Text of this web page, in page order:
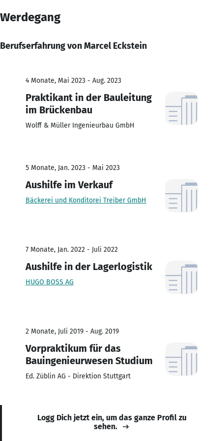
Werdegang
Berufserfahrung von Marcel Eckstein
4 Monate, Mai 2023 - Aug. 2023
Praktikant in der Bauleitung
im Brückenbau
Wolff & Müller Ingenieurbau GmbH
5 Monate, Jan. 2023 - Mai 2023
Aushilfe im Verkauf
Bäckerei und Konditorei Treiber GmbH
7 Monate, Jan. 2022 - Juli 2022
Aushilfe in der Lagerlogistik
HUGO BOSS AG
2 Monate, Juli 2019 - Aug. 2019
Vorpraktikum für das
Bauingenieurwesen Studium
Ed. Züblin AG - Direktion Stuttgart
Logg Dich jetzt ein, um das ganze Profil zu
sehen.